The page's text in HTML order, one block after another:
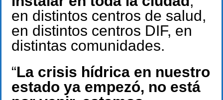
en distintos centros de salud,
en distintos centros DIF, en
distintas comunidades.
“La crisis hídrica en nuestro
estado ya empezó, no está